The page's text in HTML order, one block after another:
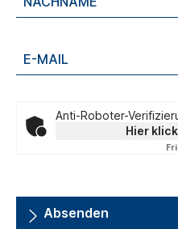
Anti-Roboter-
Hier
Absenden